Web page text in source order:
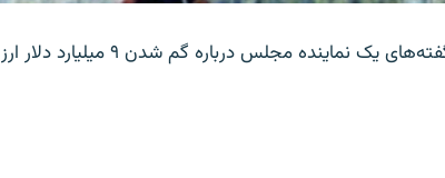
بانک مرکزی ایران روز جمعه با انتشار اطلاعیه‌ای، گفته‌های یک نماینده مجلس درباره گم شدن ۹ میلیارد دلار ارز